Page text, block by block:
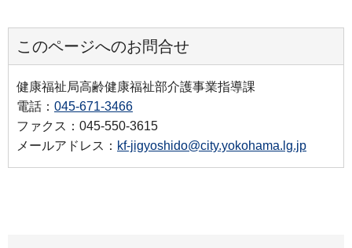
このページへのお問合せ
健康福祉局高齢健康福祉部介護事業指導課
電話： 045-671-3466
ファクス：045-550-3615
メールアドレス： kf-jigyoshido@city.yokohama.lg.jp